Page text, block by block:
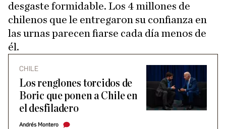
desgaste formidable. Los 4 millones de
chilenos que le entregaron su confianza en
las urnas parecen fiarse cada día menos de
él.
CHILE
Los renglones torcidos de
Boric que ponen a Chile en
el desfiladero
Andrés Montero